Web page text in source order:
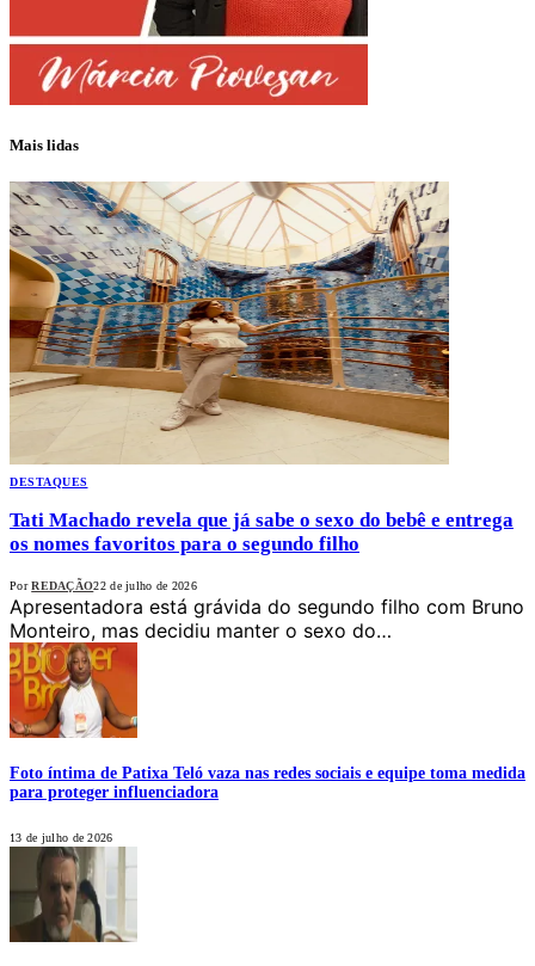
Mais lidas
DESTAQUES
Tati Machado revela que já sabe o sexo do bebê e entrega
os nomes favoritos para o segundo filho
Por REDAÇÃO22 de julho de 2026
Apresentadora está grávida do segundo filho com Bruno
Monteiro, mas decidiu manter o sexo do…
Foto íntima de Patixa Teló vaza nas redes sociais e equipe toma medida
para proteger influenciadora
13 de julho de 2026